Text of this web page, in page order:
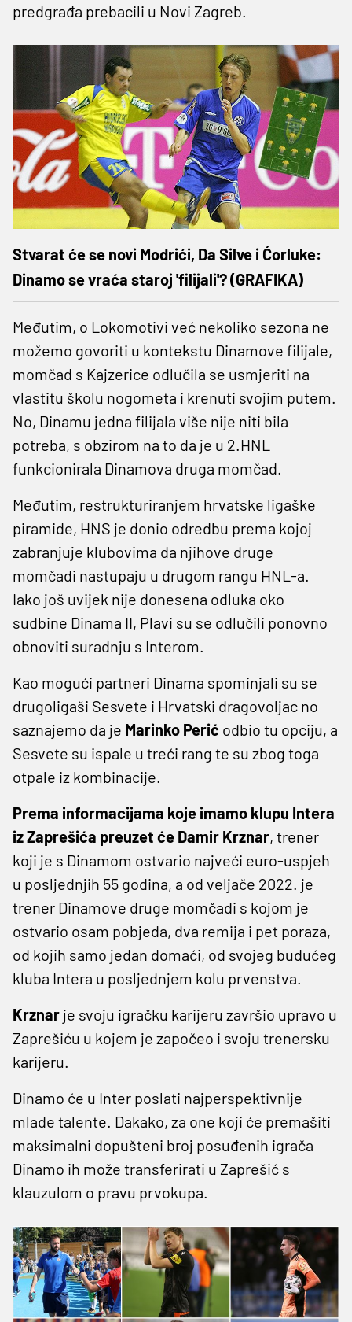
predgrađa prebacili u Novi Zagreb.
Stvarat će se novi Modrići, Da Silve i Ćorluke:
Dinamo se vraća staroj 'filijali'? (GRAFIKA)
Međutim, o Lokomotivi već nekoliko sezona ne
možemo govoriti u kontekstu Dinamove filijale,
momčad s Kajzerice odlučila se usmjeriti na
vlastitu školu nogometa i krenuti svojim putem.
No, Dinamu jedna filijala više nije niti bila
potreba, s obzirom na to da je u 2.HNL
funkcionirala Dinamova druga momčad.
Međutim, restrukturiranjem hrvatske ligaške
piramide, HNS je donio odredbu prema kojoj
zabranjuje klubovima da njihove druge
momčadi nastupaju u drugom rangu HNL-a.
Iako još uvijek nije donesena odluka oko
sudbine Dinama II, Plavi su se odlučili ponovno
obnoviti suradnju s Interom.
Kao mogući partneri Dinama spominjali su se
drugoligaši Sesvete i Hrvatski dragovoljac no
saznajemo da je Marinko Perić odbio tu opciju, a
Sesvete su ispale u treći rang te su zbog toga
otpale iz kombinacije.
Prema informacijama koje imamo klupu Intera
iz Zaprešića preuzet će Damir Krznar, trener
koji je s Dinamom ostvario najveći euro-uspjeh
u posljednjih 55 godina, a od veljače 2022. je
trener Dinamove druge momčadi s kojom je
ostvario osam pobjeda, dva remija i pet poraza,
od kojih samo jedan domaći, od svojeg budućeg
kluba Intera u posljednjem kolu prvenstva.
Krznar je svoju igračku karijeru završio upravo u
Zaprešiću u kojem je započeo i svoju trenersku
karijeru.
Dinamo će u Inter poslati najperspektivnije
mlade talente. Dakako, za one koji će premašiti
maksimalni dopušteni broj posuđenih igrača
Dinamo ih može transferirati u Zaprešić s
klauzulom o pravu prvokupa.